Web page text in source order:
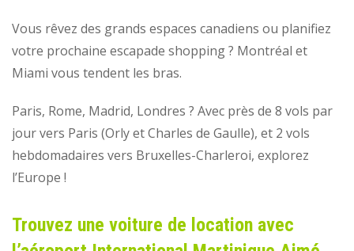
Vous rêvez des grands espaces canadiens ou planifiez
votre prochaine escapade shopping ? Montréal et
Miami vous tendent les bras.
Paris, Rome, Madrid, Londres ? Avec près de 8 vols par
jour vers Paris (Orly et Charles de Gaulle), et 2 vols
hebdomadaires vers Bruxelles-Charleroi, explorez
l’Europe !
Trouvez une voiture de location avec